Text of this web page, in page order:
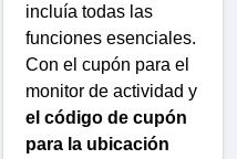
incluía todas las
funciones esenciales.
Con el cupón para el
monitor de actividad y
el código de cupón
para la ubicación